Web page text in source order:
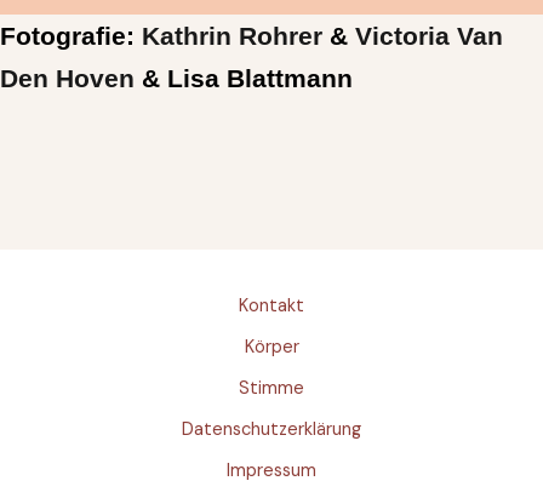
i
e
Fotografie: Kathrin Rohrer & Victoria Van
Den Hoven & Lisa Blattmann
Kontakt
Körper
Stimme
Datenschutzerklärung
Impressum